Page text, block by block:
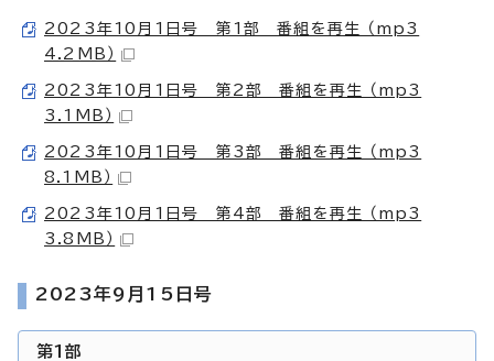
2023年10月1日号 第1部 番組を再生 （mp3
4.2MB）
2023年10月1日号 第2部 番組を再生 （mp3
3.1MB）
2023年10月1日号 第3部 番組を再生 （mp3
8.1MB）
2023年10月1日号 第4部 番組を再生 （mp3
3.8MB）
2023年9月15日号
第1部